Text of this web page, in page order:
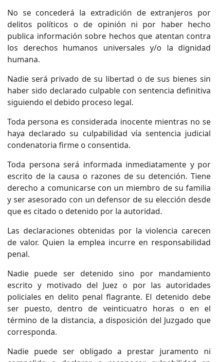
No se concederá la extradición de extranjeros por
delitos políticos o de opinión ni por haber hecho
publica información sobre hechos que atentan contra
los derechos humanos universales y/o la dignidad
humana.
Nadie será privado de su libertad o de sus bienes sin
haber sido declarado culpable con sentencia definitiva
siguiendo el debido proceso legal.
Toda persona es considerada inocente mientras no se
haya declarado su culpabilidad vía sentencia judicial
condenatoria firme o consentida.
Toda persona será informada inmediatamente y por
escrito de la causa o razones de su detención. Tiene
derecho a comunicarse con un miembro de su familia
y ser asesorado con un defensor de su elección desde
que es citado o detenido por la autoridad.
Las declaraciones obtenidas por la violencia carecen
de valor. Quien la emplea incurre en responsabilidad
penal.
Nadie puede ser detenido sino por mandamiento
escrito y motivado del Juez o por las autoridades
policiales en delito penal flagrante. El detenido debe
ser puesto, dentro de veinticuatro horas o en el
término de la distancia, a disposición del Juzgado que
corresponda.
Nadie puede ser obligado a prestar juramento ni